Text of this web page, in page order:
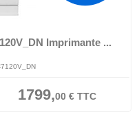
Imprimante ...
1799,00€TTC